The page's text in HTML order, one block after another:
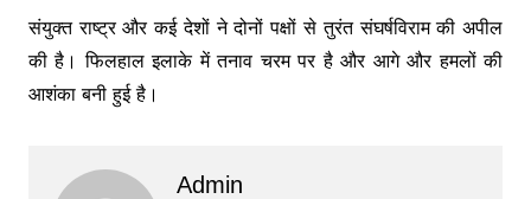
संयुक्त राष्ट्र और कई देशों ने दोनों पक्षों से तुरंत संघर्षविराम की अपील
की है। फिलहाल इलाके में तनाव चरम पर है और आगे और हमलों की
आशंका बनी हुई है।
Admin